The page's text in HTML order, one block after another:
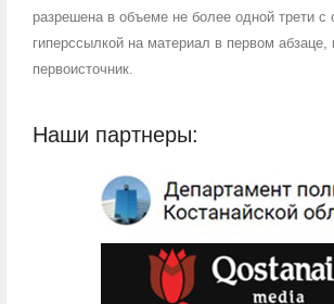
разрешена в объеме не более одной трети с
гиперссылкой на материал в первом абзаце,
первоисточник.
Наши партнеры: